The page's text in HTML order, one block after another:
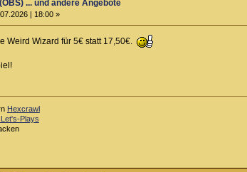
... und andere Angebote
| 18:00 »
Weird Wizard für 5€ statt 17,50€.
Hexcrawl
Let's-Plays